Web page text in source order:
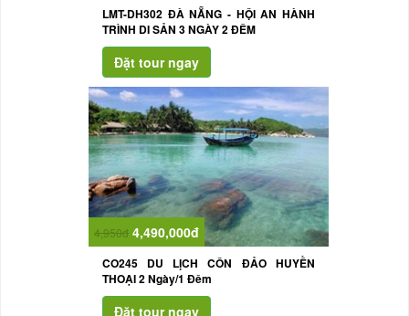
LMT-DH302 ĐÀ NẴNG - HỘI AN HÀNH
TRÌNH DI SẢN 3 NGÀY 2 ĐÊM
4,950đ 4,490,000đ
CO245 DU LỊCH CÔN ĐẢO HUYỀN
THOẠI 2 Ngày/1 Đêm